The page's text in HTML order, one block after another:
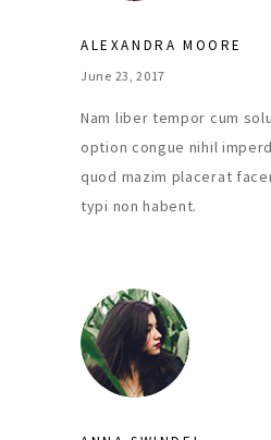
ALEXANDRA MOORE
June 23, 2017
Nam liber tempor cum
option congue nihil
quod mazim placerat
typi non habent.